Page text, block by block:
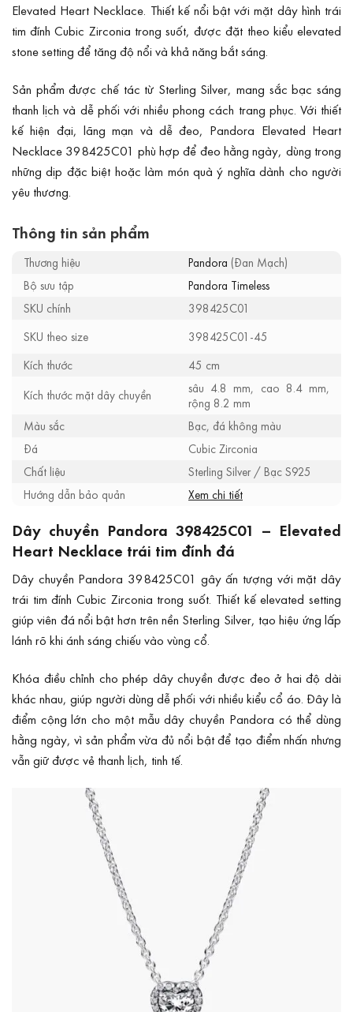
Elevated Heart Necklace. Thiết kế nổi bật với mặt dây hình trái
tim đính Cubic Zirconia trong suốt, được đặt theo kiểu elevated
stone setting để tăng độ nổi và khả năng bắt sáng.
Sản phẩm được chế tác từ Sterling Silver, mang sắc bạc sáng
thanh lịch và dễ phối với nhiều phong cách trang phục. Với thiết
kế hiện đại, lãng mạn và dễ đeo, Pandora Elevated Heart
Necklace 398425C01 phù hợp để đeo hằng ngày, dùng trong
những dịp đặc biệt hoặc làm món quà ý nghĩa dành cho người
yêu thương.
Thông tin sản phẩm
Thương hiệu Pandora (Đan Mạch)
Bộ sưu tập
Pandora Timeless
SKU chính
398425C01
SKU theo size
398425C01-45
Kích thước
45 cm
Kích thước mặt dây chuyền
sâu 4.8 mm, cao 8.4 mm,
rộng 8.2 mm
Màu sắc
Bạc, đá không màu
Đá
Cubic Zirconia
Chất liệu
Sterling Silver / Bạc S925
Hướng dẫn bảo quản
Xem chi tiết
Dây chuyền Pandora 398425C01 – Elevated
Heart Necklace trái tim đính đá
Dây chuyền Pandora 398425C01 gây ấn tượng với mặt dây
trái tim đính Cubic Zirconia trong suốt. Thiết kế elevated setting
giúp viên đá nổi bật hơn trên nền Sterling Silver, tạo hiệu ứng lấp
lánh rõ khi ánh sáng chiếu vào vùng cổ.
Khóa điều chỉnh cho phép dây chuyền được đeo ở hai độ dài
khác nhau, giúp người dùng dễ phối với nhiều kiểu cổ áo. Đây là
điểm cộng lớn cho một mẫu dây chuyền Pandora có thể dùng
hằng ngày, vì sản phẩm vừa đủ nổi bật để tạo điểm nhấn nhưng
vẫn giữ được vẻ thanh lịch, tinh tế.